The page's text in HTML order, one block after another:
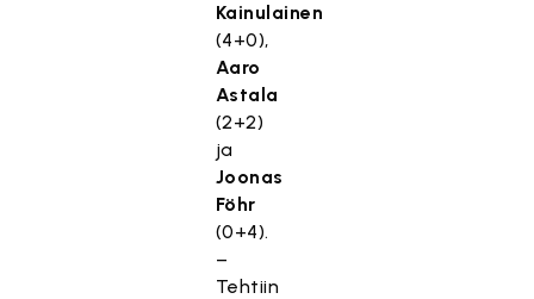
Kainulainen
(4+0),
Aaro
Astala
(2+2)
ja
Joonas
Föhr
(0+4).
–
Tehtiin